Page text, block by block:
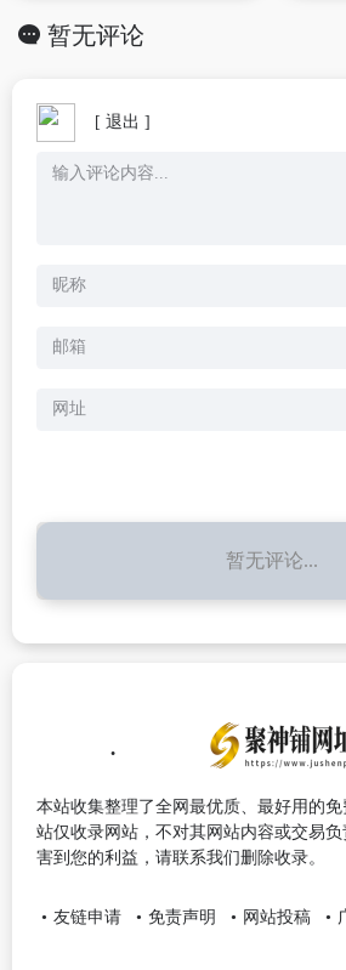
暂无评论
[ 退出 ]
暂无评论...
本站收集整理了全网最优质、最好用的
站仅收录网站，不对其网站内容或交易
害到您的利益，请联系我们删除收录。
友链申请 免责声明 网站投稿